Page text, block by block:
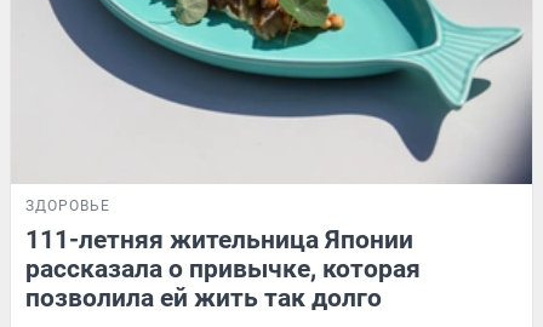
ЗДОРОВЬЕ
111-летняя жительница Японии
рассказала о привычке, которая
позволила ей жить так долго